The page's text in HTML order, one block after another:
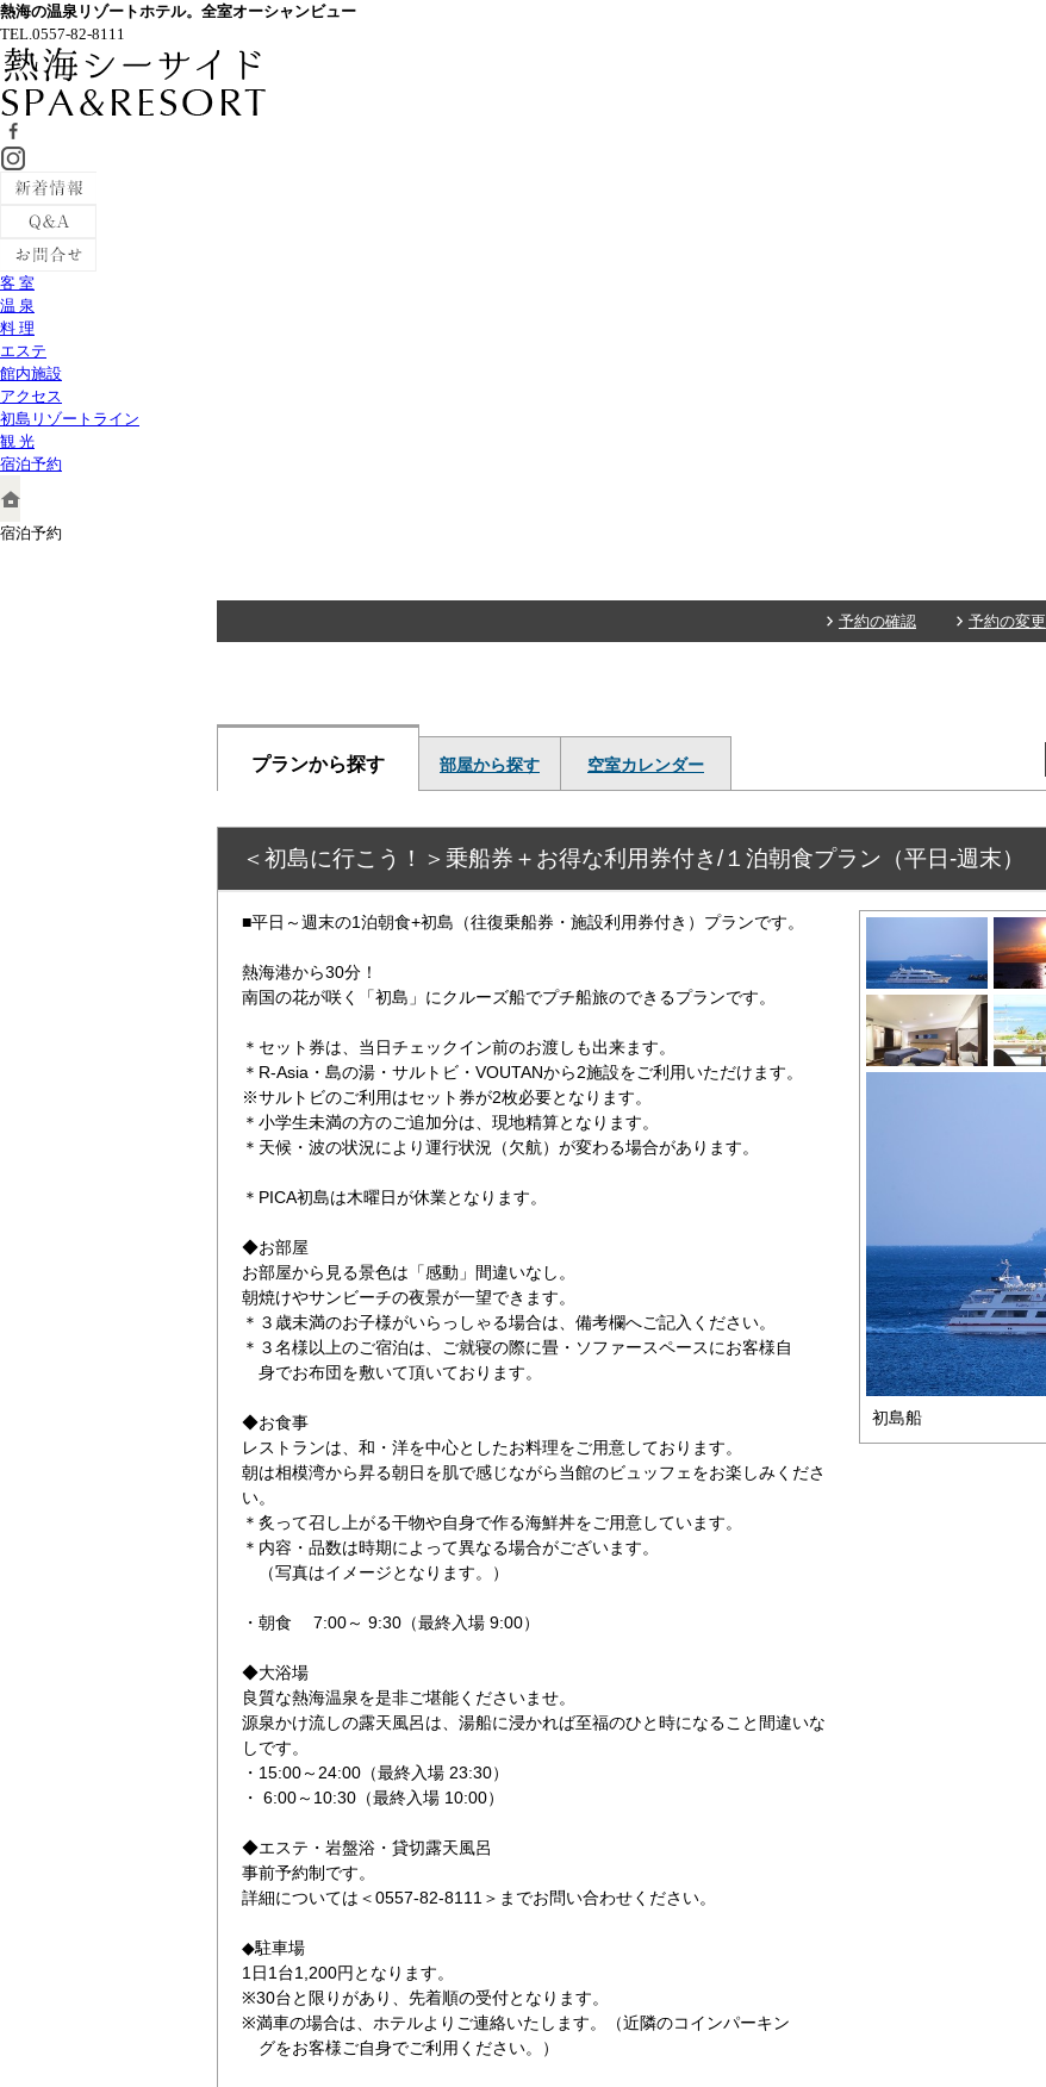
熱海の温泉リゾートホテル。全室オーシャンビュー
TEL.0557-82-8111
客 室
温 泉
料 理
エステ
館内施設
アクセス
初島リゾートライン
観 光
宿泊予約
宿泊予約
予約の確認 予約の変更
プランから探す 部屋から探す 空室カレンダー
＜初島に行こう！＞乗船券＋お得な利用券付き/１泊朝食プラン（平日‐週末）
■平日～週末の1泊朝食+初島（往復乗船券・施設利用券付き）プランです。
熱海港から30分！
南国の花が咲く「初島」にクルーズ船でプチ船旅のできるプランです。
＊セット券は、当日チェックイン前のお渡しも出来ます。
＊R-Asia・島の湯・サルトビ・VOUTANから2施設をご利用いただけます。
※サルトビのご利用はセット券が2枚必要となります。
＊小学生未満の方のご追加分は、現地精算となります。
＊天候・波の状況により運行状況（欠航）が変わる場合があります。
＊PICA初島は木曜日が休業となります。
◆お部屋
お部屋から見る景色は「感動」間違いなし。
朝焼けやサンビーチの夜景が一望できます。
＊３歳未満のお子様がいらっしゃる場合は、備考欄へご記入ください。
＊３名様以上のご宿泊は、ご就寝の際に畳・ソファースペースにお客様自
身でお布団を敷いて頂いております。
◆お食事
レストランは、和・洋を中心としたお料理をご用意しております。
朝は相模湾から昇る朝日を肌で感じながら当館のビュッフェをお楽しみくださ
い。
＊炙って召し上がる干物や自身で作る海鮮丼をご用意しています。
＊内容・品数は時期によって異なる場合がございます。
（写真はイメージとなります。）
・朝食 7:00～ 9:30（最終入場 9:00）
◆大浴場
良質な熱海温泉を是非ご堪能くださいませ。
源泉かけ流しの露天風呂は、湯船に浸かれば至福のひと時になること間違いな
しです。
・15:00～24:00（最終入場 23:30）
・ 6:00～10:30（最終入場 10:00）
◆エステ・岩盤浴・貸切露天風呂
事前予約制です。
詳細については＜0557-82-8111＞までお問い合わせください。
◆駐車場
1日1台1,200円となります。
※30台と限りがあり、先着順の受付となります。
※満車の場合は、ホテルよりご連絡いたします。（近隣のコインパーキン
グをお客様ご自身でご利用ください。）
初島船